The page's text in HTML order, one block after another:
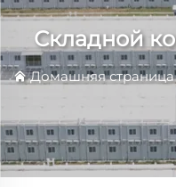
Складной
Домашняя страница